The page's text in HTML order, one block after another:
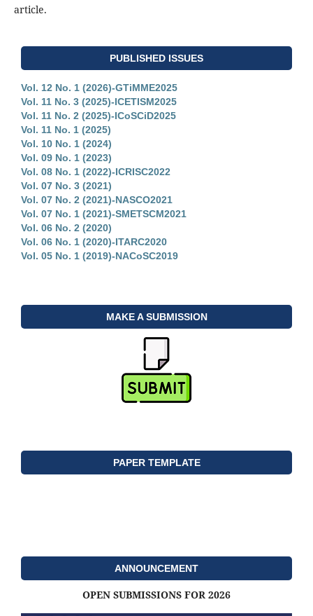
article.
PUBLISHED ISSUES
Vol. 12 No. 1 (2026)-GTiMME2025
Vol. 11 No. 3 (2025)-ICETISM2025
Vol. 11 No. 2 (2025)-ICoSCiD2025
Vol. 11 No. 1 (2025)
Vol. 10 No. 1 (2024)
Vol. 09 No. 1 (2023)
Vol. 08 No. 1 (2022)-ICRISC2022
Vol. 07 No. 3 (2021)
Vol. 07 No. 2 (2021)-NASCO2021
Vol. 07 No. 1 (2021)-SMETSCM2021
Vol. 06 No. 2 (2020)
Vol. 06 No. 1 (2020)-ITARC2020
Vol. 05 No. 1 (2019)-NACoSC2019
MAKE A SUBMISSION
PAPER TEMPLATE
ANNOUNCEMENT
OPEN SUBMISSIONS FOR 2026